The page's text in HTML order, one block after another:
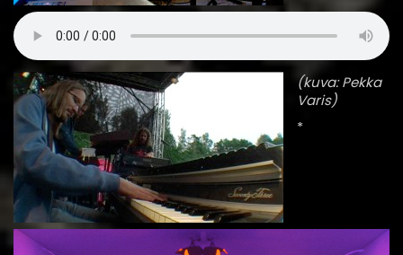
(kuva: Pekka
Varis)
*